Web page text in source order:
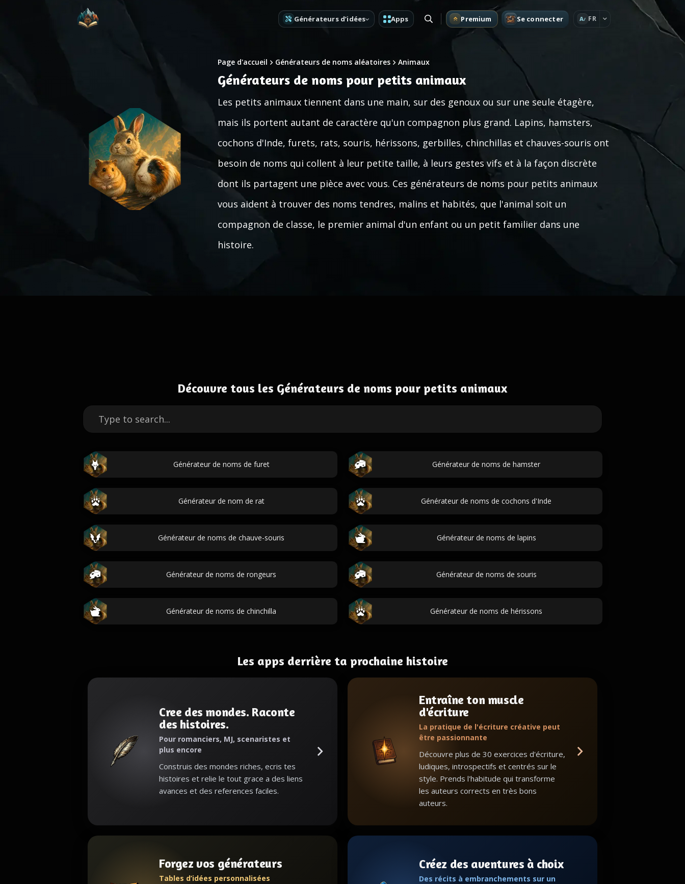
Générateurs d’idées Apps Premium Se connecter A FR
Page d'accueil Générateurs de noms aléatoires Animaux
Générateurs de noms pour petits animaux
Les petits animaux tiennent dans une main, sur des genoux ou sur une seule étagère,
mais ils portent autant de caractère qu'un compagnon plus grand. Lapins, hamsters,
cochons d'Inde, furets, rats, souris, hérissons, gerbilles, chinchillas et chauves-souris ont
besoin de noms qui collent à leur petite taille, à leurs gestes vifs et à la façon discrète
dont ils partagent une pièce avec vous. Ces générateurs de noms pour petits animaux
vous aident à trouver des noms tendres, malins et habités, que l'animal soit un
compagnon de classe, le premier animal d'un enfant ou un petit familier dans une
histoire.
Découvre tous les Générateurs de noms pour petits animaux
Générateur de noms de furet Générateur de noms de hamster
Générateur de nom de rat Générateur de noms de cochons d'Inde
Générateur de noms de chauve-souris Générateur de noms de lapins
Générateur de noms de rongeurs Générateur de noms de souris
Générateur de noms de chinchilla Générateur de noms de hérissons
Les apps derrière ta prochaine histoire
Cree des mondes. Raconte
des histoires.
Pour romanciers, MJ, scenaristes et
plus encore
Construis des mondes riches, ecris tes
histoires et relie le tout grace a des liens
avances et des references faciles.
Entraîne ton muscle
d'écriture
La pratique de l'écriture créative peut
être passionnante
Découvre plus de 30 exercices d'écriture,
ludiques, introspectifs et centrés sur le
style. Prends l'habitude qui transforme
les auteurs corrects en très bons
auteurs.
Forgez vos générateurs
Tables d’idées personnalisées
Créez des aventures à choix
Des récits à embranchements sur un